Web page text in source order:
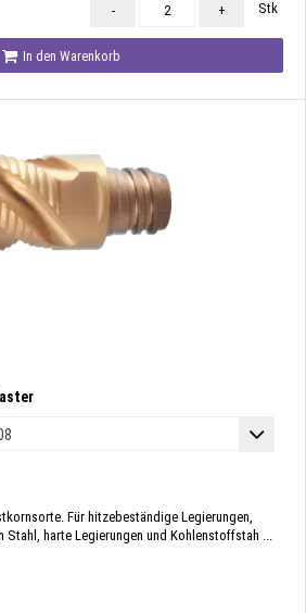
- + Stk
In den Warenkorb
Für hitzebeständige Legierungen,
harte Legierungen und Kohlenstoffstah ...